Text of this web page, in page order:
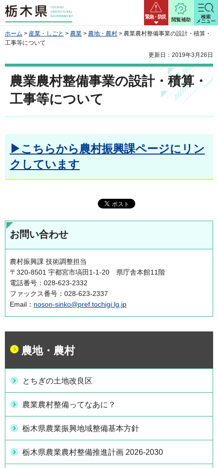
栃木県 緊急・防災
閲覧補助
検索
メニュー
ホーム > 産業・しごと > 農業 > 農地・農村 > 農業農村整備事業の設計・積算・
工事等について
更新日：2019年3月26日
農業農村整備事業の設計・積算・
工事等について
▶こちらから農村振興課ページにリン
クしています
お問い合わせ
農村振興課 技術調整担当
〒320-8501 宇都宮市塙田1-1-20 県庁舎本館11階
電話番号：028-623-2332
ファックス番号：028-623-2337
Email： noson-sinko@pref.tochigi.lg.jp
農地・農村
とちぎの土地改良区
農業農村整備ってなあに？
栃木県農業振興地域整備基本方針
栃木県農業農村整備推進計画 2026-2030